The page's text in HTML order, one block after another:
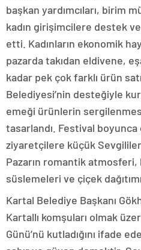
başkan yardımcıları, birim
kadın girişimcilere destek
etti. Kadınların ekonomik
pazarda takıdan eldivene,
kadar pek çok farklı ürün
Belediyesi’nin desteğiyle
emeği ürünlerin
tasarlandı. Festival boyunca
ziyaretçilere küçük
Pazarın romantik atmosferi,
süslemeleri ve çiçek
Kartal Belediye Başkanı
Kartallı komşuları olmak
Günü’nü kutladığını ifade